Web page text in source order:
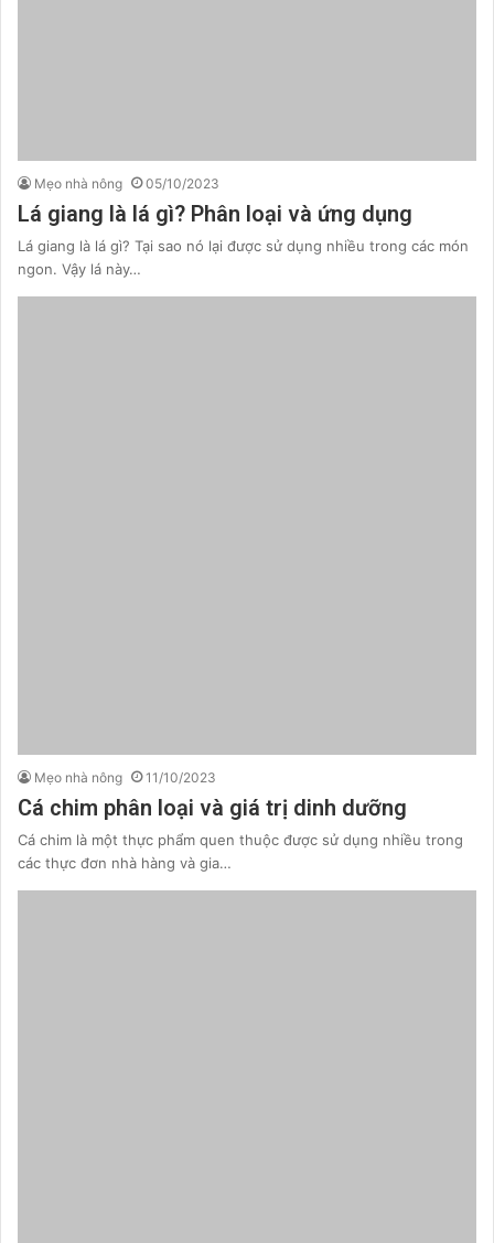
Mẹo nhà nông 05/10/2023
Lá giang là lá gì? Phân loại và ứng dụng
Lá giang là lá gì? Tại sao nó lại được sử dụng nhiều trong các món
ngon. Vậy lá này…
Mẹo nhà nông 11/10/2023
Cá chim phân loại và giá trị dinh dưỡng
Cá chim là một thực phẩm quen thuộc được sử dụng nhiều trong
các thực đơn nhà hàng và gia…